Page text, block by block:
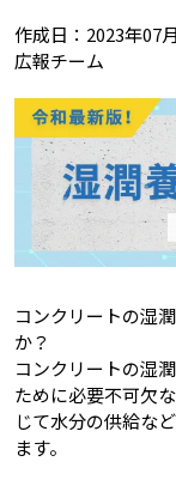
作成日： 2023年07
広報チーム
コンクリートの湿
か？
コンクリートの湿
ために必要不可欠
じて水分の供給な
ます。